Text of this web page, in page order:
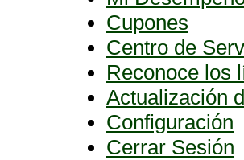
Cupones
Centro de
Reconoce los
Actualización
Configuración
Cerrar Sesión